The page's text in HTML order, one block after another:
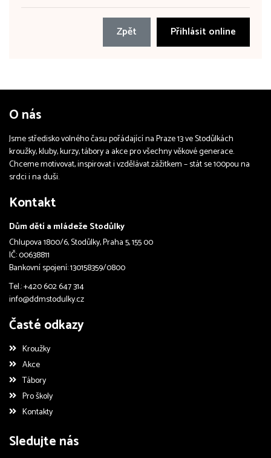
Přihlásit online
Zpět
O nás
Jsme středisko volného času pořádající na Praze 13 ve Stodůlkách
kroužky, kluby, kurzy, tábory a akce pro všechny věkové generace.
Chceme motivovat, inspirovat i vzdělávat zážitkem – stát se 100pou na
srdci i na duši.
Kontakt
Dům dětí a mládeže Stodůlky
Chlupova 1800/6, Stodůlky, Praha 5, 155 00
IČ: 00638811
Bankovní spojení: 130158359/0800
Tel.: +420 602 647 314
info@ddmstodulky.cz
Časté odkazy
Kroužky
Akce
Tábory
Pro školy
Kontakty
Sledujte nás